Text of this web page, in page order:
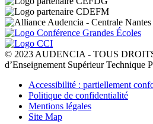
© 2023 AUDENCIA - TOUS
d’Enseignement Supérieur Technique
Pied
page
Accessibilité : partiellement
Politique de confidentialité
Mentions légales
Site Map